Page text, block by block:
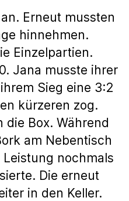
Erneut mussten
hinnehmen.
Einzelpartien.
Jana musste ihrer
Sieg eine 3:2
kürzeren zog.
Box. Während
am Nebentisch
nochmals
Die erneut
in den Keller.